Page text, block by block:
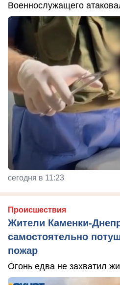
Военнослужащего
сегодня в 11:23
Происшествия
Жители Каменки-
самостоятельно
пожар
Огонь едва не захватил